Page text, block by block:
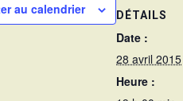
au calendrier DÉTAILS
Date :
28 avril 2015
Heure :